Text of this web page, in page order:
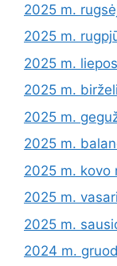
2025 m.
2025 m.
2025 m.
2025 m.
2025 m.
2025 m.
2025 m. kovo
2025 m.
2025 m.
2024 m.